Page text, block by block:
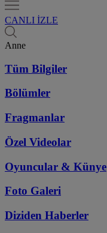
CANLI İZLE
Anne
Tüm Bilgiler
Bölümler
Fragmanlar
Özel Videolar
Oyuncular & Künye
Foto Galeri
Diziden Haberler